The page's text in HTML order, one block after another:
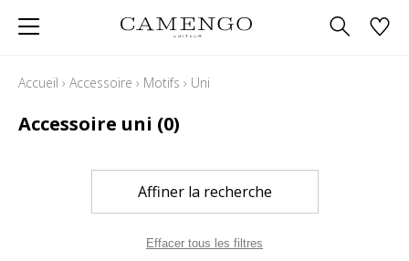
Accueil › Accessoire › Motifs › Uni
Accessoire uni (0)
Affiner la recherche
Effacer tous les filtres